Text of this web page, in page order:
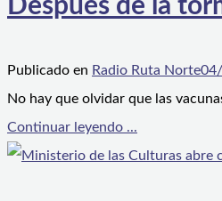
Después de la
Publicado en Radio Ruta Norte
No hay que olvidar que las
Continuar leyendo ...